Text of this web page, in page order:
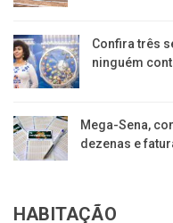
Confira três
ninguém
Mega-Sena,
dezenas e
HABITAÇÃO